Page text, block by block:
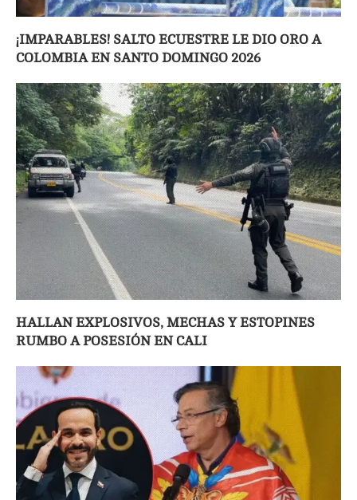
¡IMPARABLES! SALTO ECUESTRE LE DIO ORO A
COLOMBIA EN SANTO DOMINGO 2026
HALLAN EXPLOSIVOS, MECHAS Y ESTOPINES
RUMBO A POSESIÓN EN CALI